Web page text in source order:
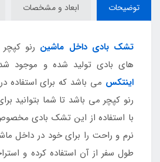
توضیحات ابعاد و مشخصات
تشک بادی داخل ماشین رنو
های بادی تولید شده و موجود
اینتکس می باشد که برای استفاده
رنو کپچر می باشد تا شما بتوانید
با استفاده از این تشک بادی
نرم و راحت را برای خود در داخل
طول سفر از آن استفاده کرده و